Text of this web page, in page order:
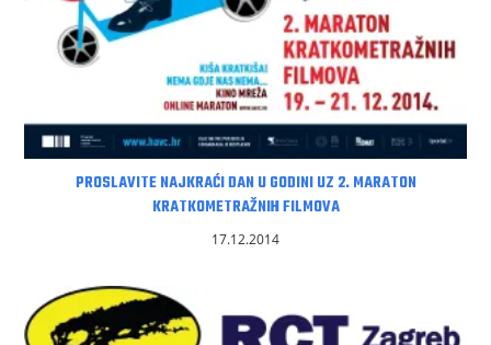
PROSLAVITE NAJKRAĆI DAN U GODINI UZ 2. MARATON
KRATKOMETRAŽNIH FILMOVA
17.12.2014